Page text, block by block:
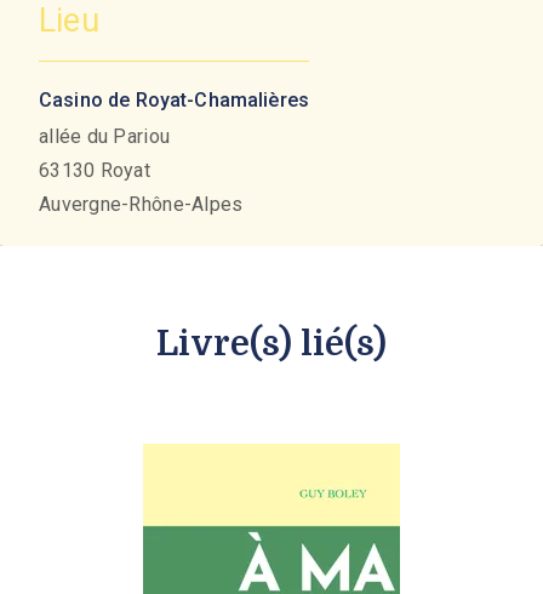
Lieu
Casino de Royat-Chamalières
allée du Pariou
63130 Royat
Auvergne-Rhône-Alpes
Livre(s) lié(s)